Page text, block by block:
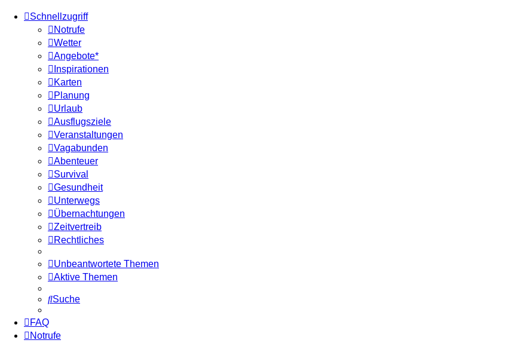
Schnellzugriff
Notrufe
Wetter
Angebote*
Inspirationen
Karten
Planung
Urlaub
Ausflugsziele
Veranstaltungen
Vagabunden
Abenteuer
Survival
Gesundheit
Unterwegs
Übernachtungen
Zeitvertreib
Rechtliches
Unbeantwortete Themen
Aktive Themen
Suche
FAQ
Notrufe